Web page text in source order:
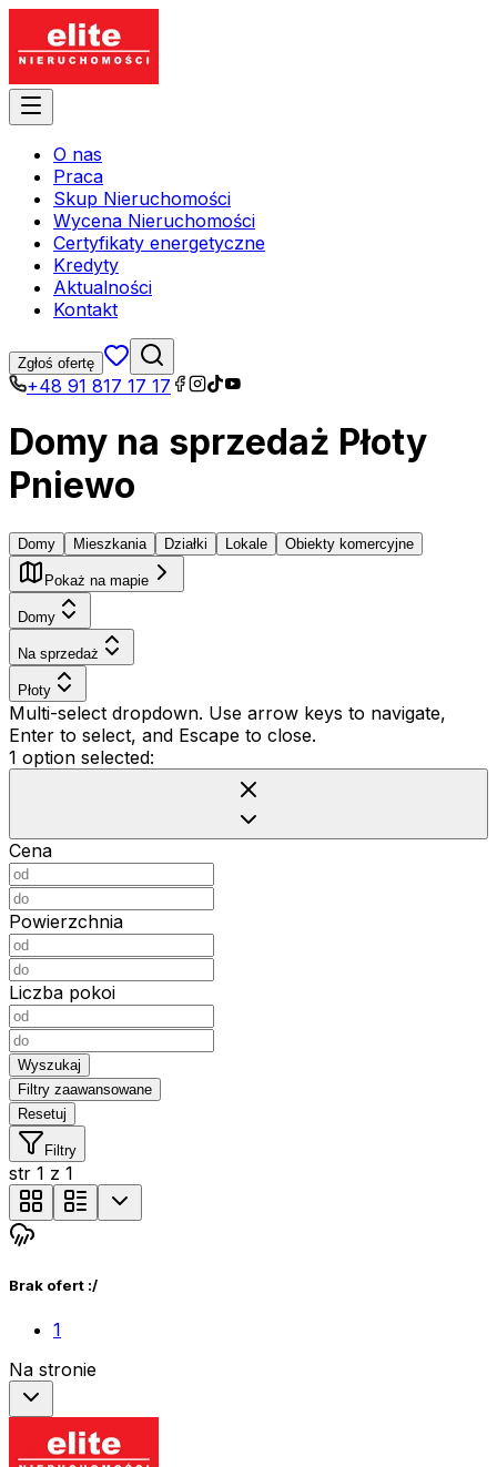
O nas
Praca
Skup Nieruchomości
Wycena Nieruchomości
Certyfikaty energetyczne
Kredyty
Aktualności
Kontakt
Zgłoś ofertę
+48 91 817 17 17
Domy na sprzedaż Płoty
Pniewo
Domy Mieszkania Działki Lokale Obiekty komercyjne
Pokaż na mapie
Domy
Na sprzedaż
Płoty
Multi-select dropdown. Use arrow keys to navigate,
Enter to select, and Escape to close.
1 option selected:
Cena
Powierzchnia
Liczba pokoi
Wyszukaj
Filtry zaawansowane
Resetuj
Filtry
str 1 z 1
Brak ofert :/
1
Na stronie